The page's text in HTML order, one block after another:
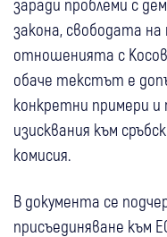
закона, свободата
отношенията с
обаче текстът е
конкретни примери и
изисквания към
комисия.
В документа се
присъединяване към